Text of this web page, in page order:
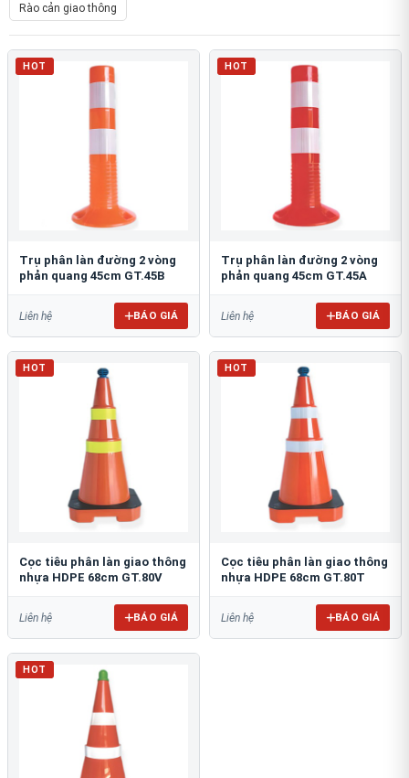
Rào cản giao thông
HOT
Trụ phân làn đường 2 vòng
phản quang 45cm GT.45B
Liên hệ BÁO GIÁ
HOT
Trụ phân làn đường 2 vòng
phản quang 45cm GT.45A
Liên hệ BÁO GIÁ
HOT
Cọc tiêu phân làn giao thông
nhựa HDPE 68cm GT.80V
Liên hệ BÁO GIÁ
HOT
Cọc tiêu phân làn giao thông
nhựa HDPE 68cm GT.80T
Liên hệ BÁO GIÁ
HOT